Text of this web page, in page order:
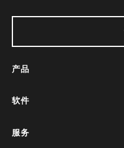
产品
软件
服务